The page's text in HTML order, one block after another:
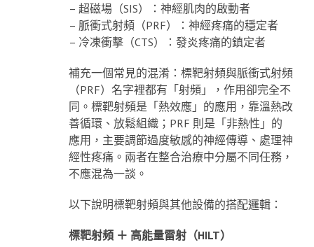
– 超磁場（SIS）：神經肌肉的啟動者
– 脈衝式射頻（PRF）：神經疼痛的穩定者
– 冷凍衝擊（CTS）：發炎疼痛的鎮定者
補充一個常見的混淆：標靶射頻與脈衝式射頻
（PRF）名字裡都有「射頻」，作用卻完全不
同。標靶射頻是「熱效應」的應用，靠溫熱改
善循環、放鬆組織；PRF 則是「非熱性」的
應用，主要調節過度敏感的神經傳導、處理神
經性疼痛。兩者在整合治療中分屬不同任務，
不應混為一談。
以下說明標靶射頻與其他設備的搭配邏輯：
標靶射頻 ＋ 高能量雷射（HILT）